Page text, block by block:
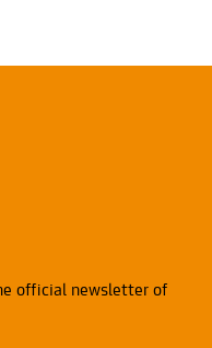
official newsletter of